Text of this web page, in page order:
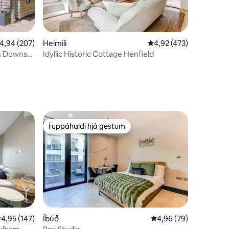
af 5 í meðaleinkunn, 207 umsagnir
4,94 (207)
Downs
Heimili 4,92 af 5 í
4,92 (473)
Idyllic Historic Cottage Henfield
af 5 í meðaleinkunn, 147 umsagnir
4,95 (147)
Í uppáhaldi hjá gestum
Í uppáhaldi hjá gestum
Íbúð 4,96 af 5 í
4,96 (79)